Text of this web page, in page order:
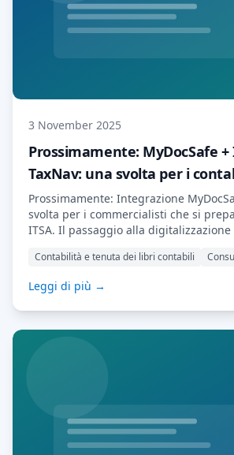
3 November 2025
Prossimamente: MyDocSafe
TaxNav: una svolta per i
preparano per MTD ITSA
Prossimamente: Integrazione
svolta per i commercialisti che si
ITSA. Il passaggio alla
si avvicina rapidamente e, per molti
rimanere conformi è solo una parte
sfida consiste nel gestire ogni aspetto,
dei dati dei clienti […] Leggi di più…
Contabilità e tenuta dei libri contabili
Leggi di più →